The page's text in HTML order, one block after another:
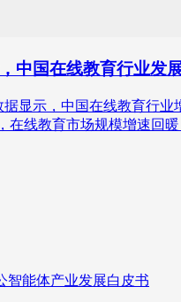
中国在线教育行业发
据显示，中国在线教育行
在线教育市场规模增速回
智能体产业发展白皮书